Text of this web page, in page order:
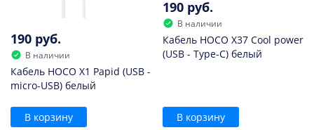
190 руб.
В наличии
Кабель HOCO X1 Papid (USB -
micro-USB) белый
В корзину
190 руб.
В наличии
Кабель HOCO X37 Cool power
(USB - Type-C) белый
В корзину